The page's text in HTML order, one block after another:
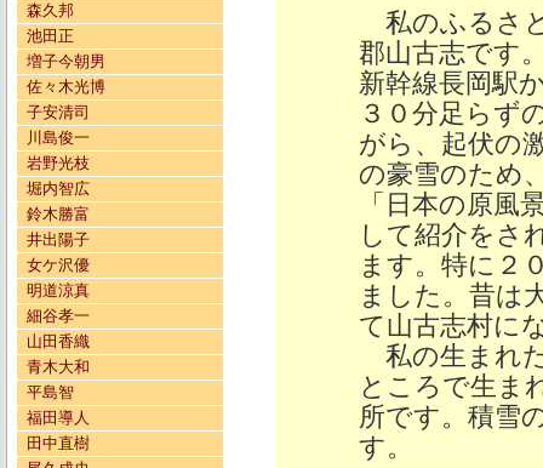
森久邦
池田正
増子今朝男
佐々木光博
子安清司
川島俊一
岩野光枝
堀内智広
鈴木勝富
井出陽子
女ケ沢優
明道涼真
細谷孝一
山田香織
青木大和
平島智
福田導人
田中直樹
私のふるさ
郡山古志です
新幹線長岡駅
３０分足らず
がら、起伏の
の豪雪のため
「日本の原風
して紹介をさ
ます。特に２
ました。昔は
て山古志村に
私の生まれ
ところで生ま
所です。積雪
す。